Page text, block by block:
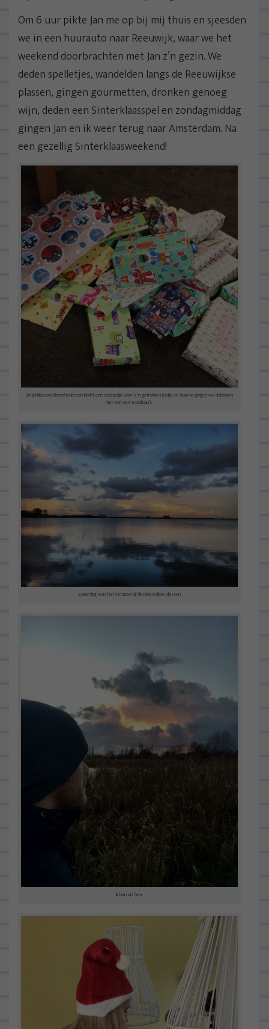
Om 6 uur pikte Jan me op bij mij thuis en sjeesden
we in een huurauto naar Reeuwijk, waar we het
weekend doorbrachten met Jan z’n gezin. We
deden spelletjes, wandelden langs de Reeuwijkse
plassen, gingen gourmetten, dronken genoeg
wijn, deden een Sinterklaasspel en zondagmiddag
gingen Jan en ik weer terug naar Amsterdam. Na
een gezellig Sinterklaasweekend!
Sinterklaasweekend! Iedereen kocht een cadeautje voor z’n getrokken lootje en daarna gingen we dobbelen
met wat extra cadeau’s.
Zaterdag was het vet mooi bij de Reeuwijkse plassen
Ik ben op hem.